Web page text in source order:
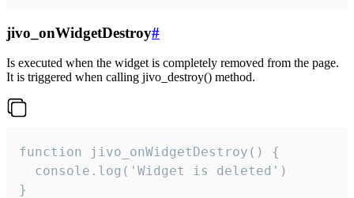
jivo_onWidgetDestroy#
Is executed when the widget is completely removed from the page.
It is triggered when calling jivo_destroy() method.
function jivo_onWidgetDestroy() {
  console.log('Widget is deleted')
}